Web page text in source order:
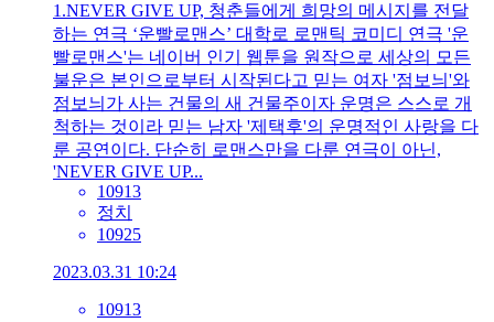
1.NEVER GIVE UP, 청춘들에게 희망의 메시지를 전달
하는 연극 ‘운빨로맨스’ 대학로 로맨틱 코미디 연극 '운
빨로맨스'는 네이버 인기 웹툰을 원작으로 세상의 모든
불운은 본인으로부터 시작된다고 믿는 여자 '점보늬'와
점보늬가 사는 건물의 새 건물주이자 운명은 스스로 개
척하는 것이라 믿는 남자 '제택후'의 운명적인 사랑을 다
룬 공연이다. 단순히 로맨스만을 다룬 연극이 아닌,
'NEVER GIVE UP...
10913
정치
10925
2023.03.31 10:24
10913